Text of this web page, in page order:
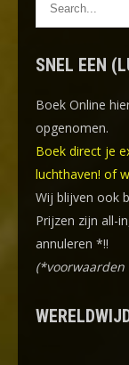
SNEL EEN
Boek Online
opgenomen.
Boek direct je
luchthaven! of
Wij blijven ook
Prijzen zijn all-
annuleren *!!
(*voorwaarden